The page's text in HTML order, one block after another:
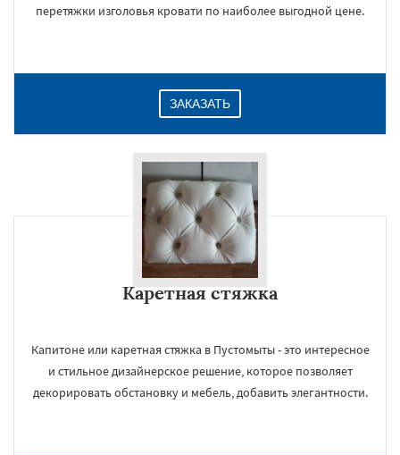
перетяжки изголовья кровати по наиболее выгодной цене.
ЗАКАЗАТЬ
Каретная стяжка
Капитоне или каретная стяжка в Пустомыты - это интересное
и стильное дизайнерское решение, которое позволяет
декорировать обстановку и мебель, добавить элегантности.